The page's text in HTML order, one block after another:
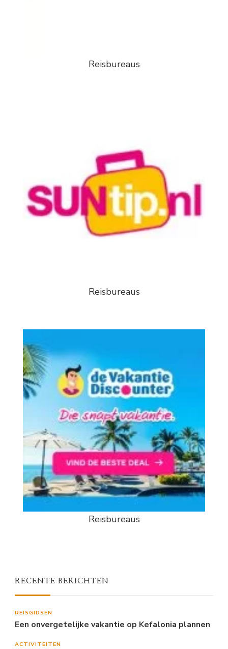
Reisbureaus
Reisbureaus
Reisbureaus
RECENTE BERICHTEN
REISGIDSEN
Een onvergetelijke vakantie op Kefalonia plannen
ACTIVITEITEN